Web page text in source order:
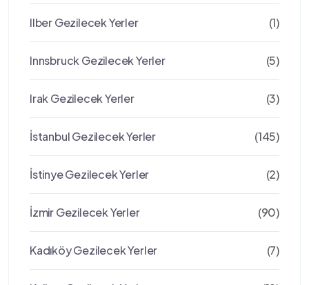
Ilber Gezilecek Yerler (1)
Innsbruck Gezilecek Yerler (5)
Irak Gezilecek Yerler (3)
İstanbul Gezilecek Yerler (145)
İstinye Gezilecek Yerler (2)
İzmir Gezilecek Yerler (90)
Kadıköy Gezilecek Yerler (7)